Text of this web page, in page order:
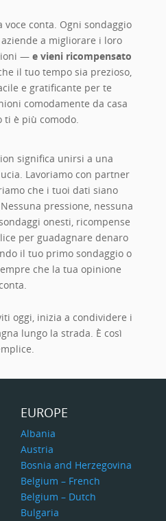
conta. Ogni sondaggio
a migliorare i loro
— e vieni ricompensato
il tuo tempo sia prezioso,
e gratificante per te
comodamente da casa
ti è più comodo.
significa unirsi a una
Lavoriamo con partner
che i tuoi dati siano
pressione, nessuna
onesti, ricompense
per guadagnare denaro
il tuo primo sondaggio o
che la tua opinione
oggi, inizia a condividere i
lungo la strada. È così
EUROPE
Albania
Austria
Bosnia and Herzegovina
Belgium – French
Belgium – Dutch
Bulgaria